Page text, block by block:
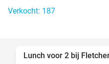
Verkocht: 187
Lunch voor 2 bij